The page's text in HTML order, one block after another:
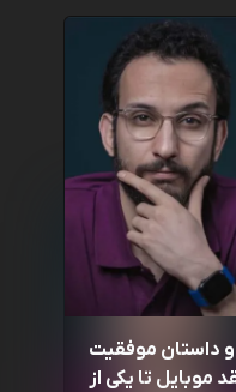
داستان موفقیت
موبایل تا یکی از